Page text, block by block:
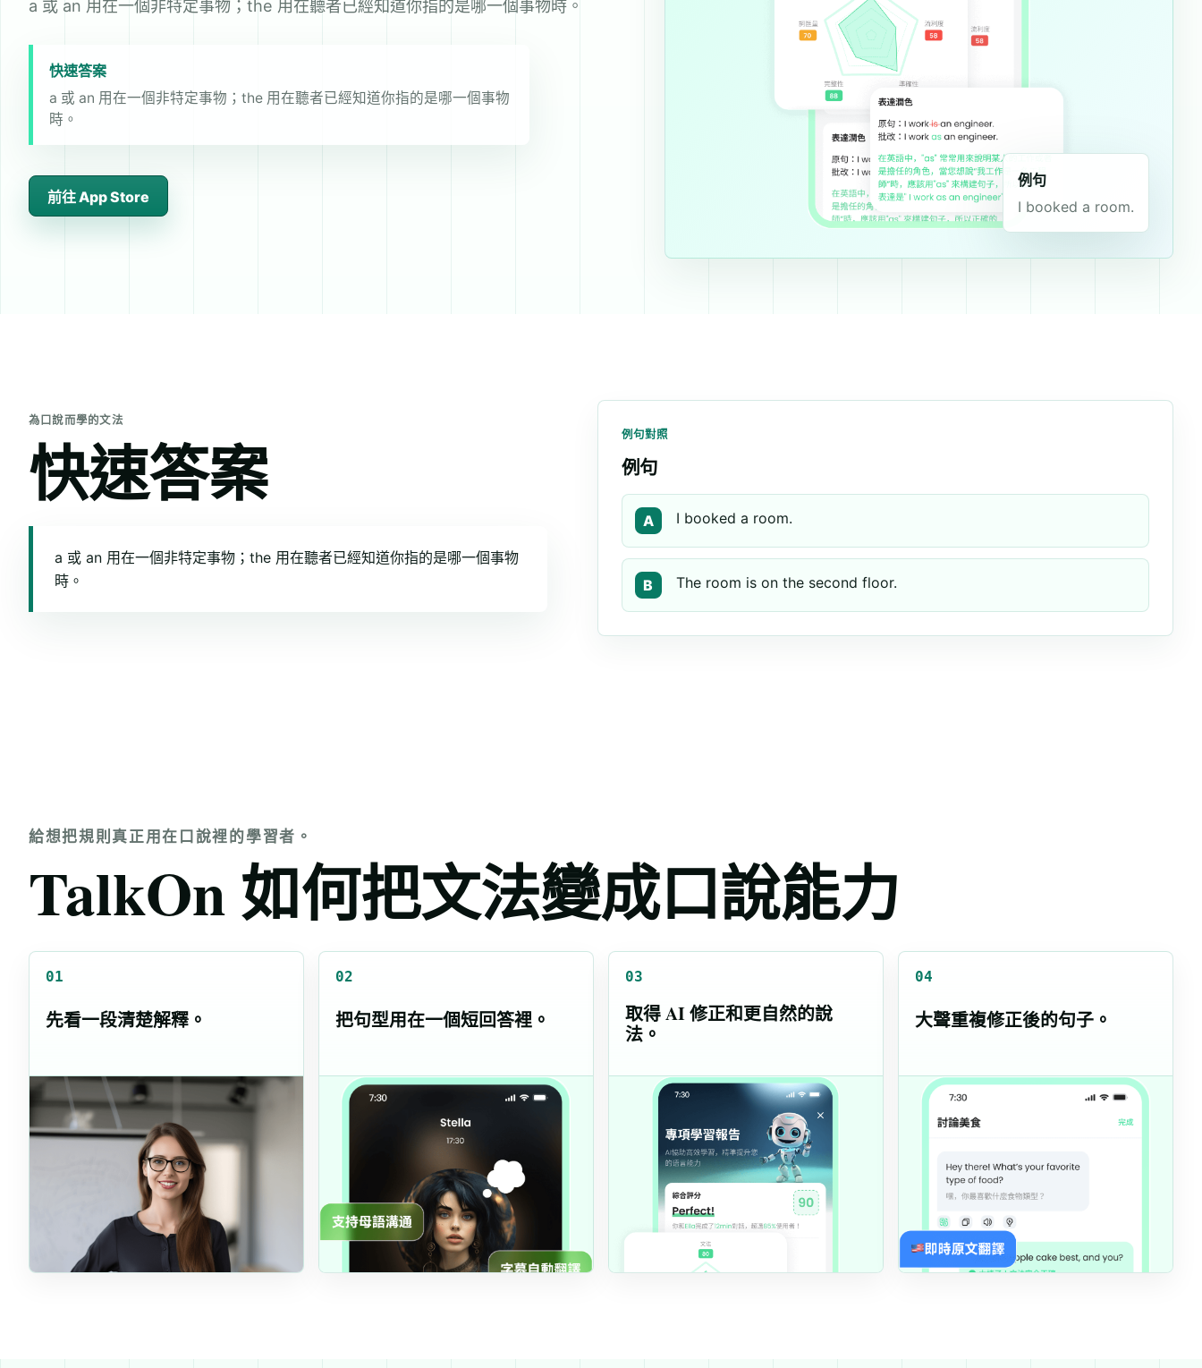
a 或 an 用在一個非特定事物；the 用在聽者已經知道你指的是哪一個事物時。
快速答案
a 或 an 用在一個非特定事物；the 用在聽者已經知道你指的是哪一個事物
時。
前往 App Store
例句
I booked a room.
為口說而學的文法
快速答案
a 或 an 用在一個非特定事物；the 用在聽者已經知道你指的是哪一個事物
時。
例句對照
例句
A I booked a room.
B The room is on the second floor.
給想把規則真正用在口說裡的學習者。
TalkOn 如何把文法變成口說能力
01
先看一段清楚解釋。
02
把句型用在一個短回答裡。
03
取得 AI 修正和更自然的說
法。
04
大聲重複修正後的句子。